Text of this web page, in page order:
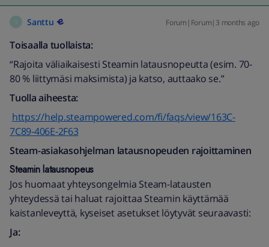
Santtu Forum|Forum|3 months ago
Toisaalla tuollaista:
“Rajoita väliaikaisesti Steamin latausnopeutta (esim. 70-
80 % liittymäsi maksimista) ja katso, auttaako se.”
Tuolla aiheesta:
https://help.steampowered.com/fi/faqs/view/163C-
7C89-406E-2F63
Steam-asiakasohjelman latausnopeuden rajoittaminen
Steamin latausnopeus
Jos huomaat yhteysongelmia Steam-latausten
yhteydessä tai haluat rajoittaa Steamin käyttämää
kaistanleveyttä, kyseiset asetukset löytyvät seuraavasti:
Ja: